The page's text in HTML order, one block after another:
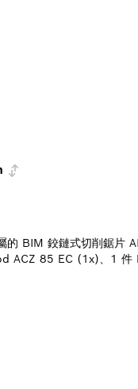
的 BIM 鉸鏈式切削鋸片
ACZ 85 EC (1x)、1